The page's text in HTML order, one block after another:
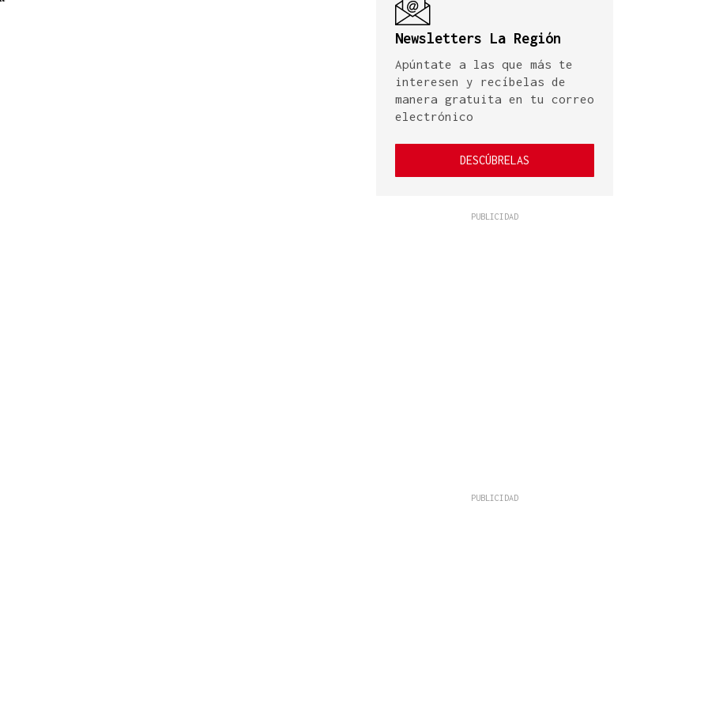
Newsletters La Región
Apúntate a las que más te
interesen y recíbelas de
manera gratuita en tu correo
electrónico
DESCÚBRELAS